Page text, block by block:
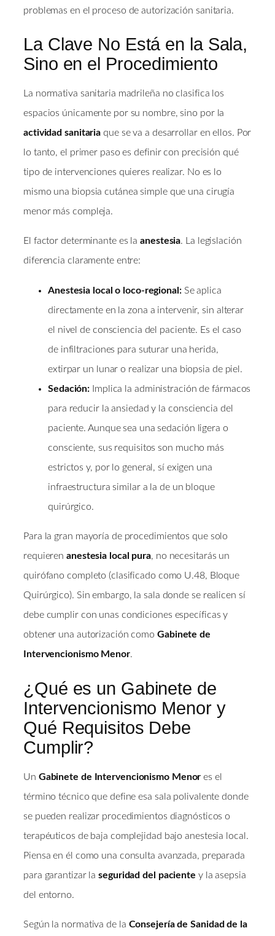
problemas en el proceso de autorización sanitaria.
La Clave No Está en la Sala,
Sino en el Procedimiento
La normativa sanitaria madrileña no clasifica los
espacios únicamente por su nombre, sino por la
actividad sanitaria que se va a desarrollar en ellos. Por
lo tanto, el primer paso es definir con precisión qué
tipo de intervenciones quieres realizar. No es lo
mismo una biopsia cutánea simple que una cirugía
menor más compleja.
El factor determinante es laanestesia. La legislación
diferencia claramente entre:
Anestesia local o loco-regional:Se aplica
directamente en la zona a intervenir, sin alterar
el nivel de consciencia del paciente. Es el caso
de infiltraciones para suturar una herida,
extirpar un lunar o realizar una biopsia de piel.
Sedación: Implica la administración de fármacos
para reducir la ansiedad y la consciencia del
paciente. Aunque sea una sedación ligera o
consciente, sus requisitos son mucho más
estrictos y, por lo general, sí exigen una
infraestructura similar a la de un bloque
quirúrgico.
Para la gran mayoría de procedimientos que solo
requierenanestesia local pura, no necesitarás un
quirófano completo (clasificado como U.48, Bloque
Quirúrgico). Sin embargo, la sala donde se realicen sí
debe cumplir con unas condiciones específicas y
obtener una autorización como Gabinete de
Intervencionismo Menor.
¿Qué es un Gabinete de
Intervencionismo Menor y
Qué Requisitos Debe
Cumplir?
Un Gabinete de Intervencionismo Menor es el
término técnico que define esa sala polivalente donde
se pueden realizar procedimientos diagnósticos o
terapéuticos de baja complejidad bajo anestesia local.
Piensa en él como una consulta avanzada, preparada
para garantizar laseguridad del paciente y la asepsia
del entorno.
Según la normativa de la Consejería de Sanidad de la